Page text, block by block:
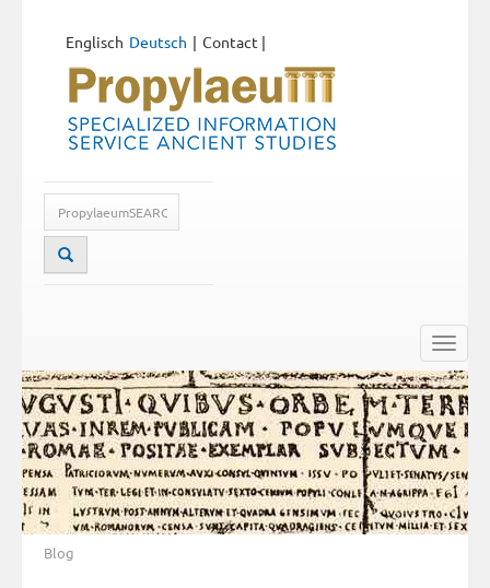
Deutsch
Englisch Contact |
Toggle
Blog